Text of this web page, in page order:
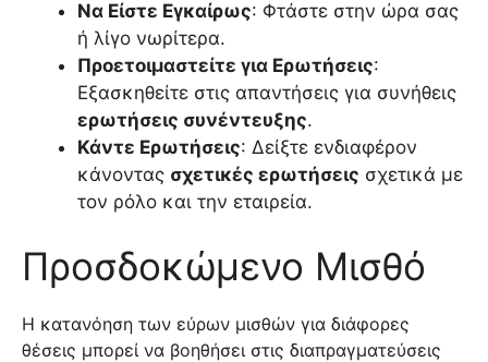
Να Είστε Εγκαίρως: Φτάστε στην ώρα σας
ή λίγο νωρίτερα.
Προετοιμαστείτε για Ερωτήσεις:
Εξασκηθείτε στις απαντήσεις για συνήθεις
ερωτήσεις συνέντευξης.
Κάντε Ερωτήσεις: Δείξτε ενδιαφέρον
κάνοντας σχετικές ερωτήσεις σχετικά με
τον ρόλο και την εταιρεία.
Προσδοκώμενο Μισθό
Η κατανόηση των εύρων μισθών για διάφορες
θέσεις μπορεί να βοηθήσει στις διαπραγματεύσεις